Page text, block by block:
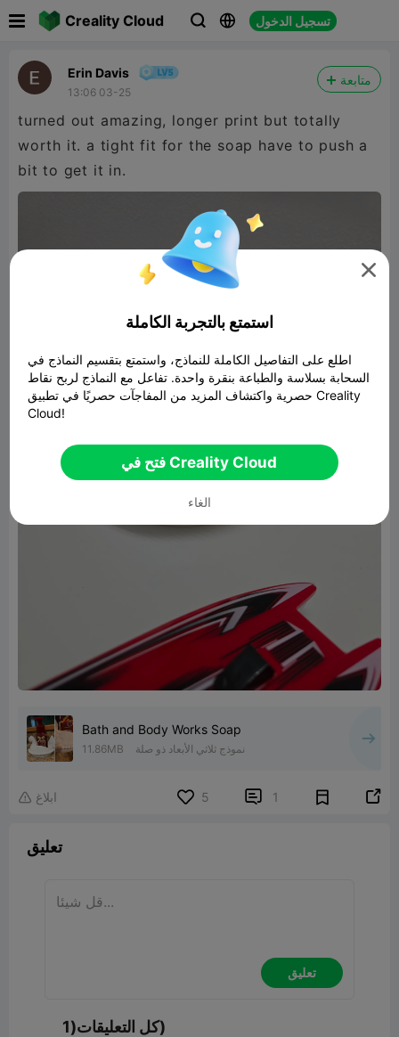
Creality Cloud   تسجيل الدخول
Erin Davis
13:06 03-25
متابعة
turned out amazing, longer print but totally
worth it. a tight fit for the soap have to push a
bit to get it in.
Bath and Body Works Soap
11.86MB نموذج ثلاثي الأبعاد ذو صلة
 ابلاغ 5  1 
تعليق
تعليق
كل التعليقات(1)

استمتع بالتجربة الكاملة
اطلع على التفاصيل الكاملة للنماذج، واستمتع بتقسيم النماذج في
السحابة بسلاسة والطباعة بنقرة واحدة. تفاعل مع النماذج لربح نقاط
حصرية واكتشاف المزيد من المفاجآت حصريًا في تطبيق Creality
Cloud!
فتح في Creality Cloud
الغاء